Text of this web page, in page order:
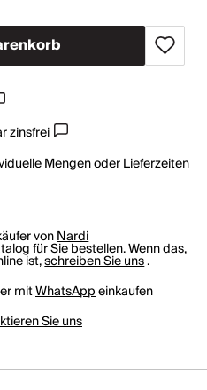
zinsfrei
Mengen oder Lieferzeiten
vonNardi
für Sie bestellen. Wenn das,
ist,schreiben Sie uns.
mitWhatsAppeinkaufen
Sie uns